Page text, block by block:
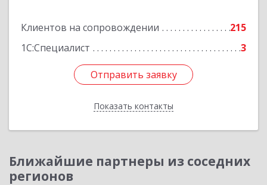
Клиентов на сопровождении
215
1С:Специалист
3
Отправить заявку
Показать контакты
Отправить заявку
Назад
Ближайшие партнеры из соседних
регионов